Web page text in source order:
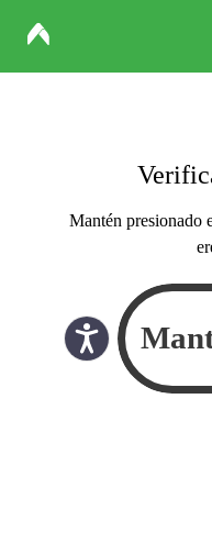
Mantén presionado